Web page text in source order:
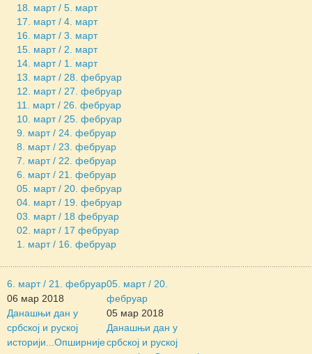
18. март / 5. март
17. март / 4. март
16. март / 3. март
15. март / 2. март
14. март / 1. март
13. март / 28. фебруар
12. март / 27. фебруар
11. март / 26. фебруар
10. март / 25. фебруар
9. март / 24. фебруар
8. март / 23. фебруар
7. март / 22. фебруар
6. март / 21. фебруар
05. март / 20. фебруар
04. март / 19. фебруар
03. март / 18 фебруар
02. март / 17 фебруар
1. март / 16. фебруар
6. март / 21. фебруар
06 мар 2018
Данашњи дан у
србској и руској
историји... Опширније
05. март / 20.
фебруар
05 мар 2018
Данашњи дан у
србској и руској